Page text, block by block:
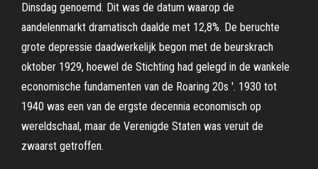
Dinsdag genoemd. Dit was de datum waarop de
aandelenmarkt dramatisch daalde met 12,8%. De beruchte
grote depressie daadwerkelijk begon met de beurskrach
oktober 1929, hoewel de Stichting had gelegd in de wankele
economische fundamenten van de Roaring 20s '. 1930 tot
1940 was een van de ergste decennia economisch op
wereldschaal, maar de Verenigde Staten was veruit de
zwaarst getroffen.